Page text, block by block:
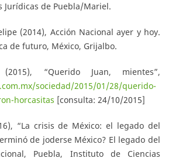
Jurídicas de Puebla/Mariel.
(2014), Acción Nacional ayer y hoy.
de futuro, México, Grijalbo.
“Querido Juan, mientes”,
sociedad/2015/01/28/querido-
horcasitas [consulta: 24/10/2015]
“La crisis de México: el legado del
de joderse México? El legado del
Puebla, Instituto de Ciencias